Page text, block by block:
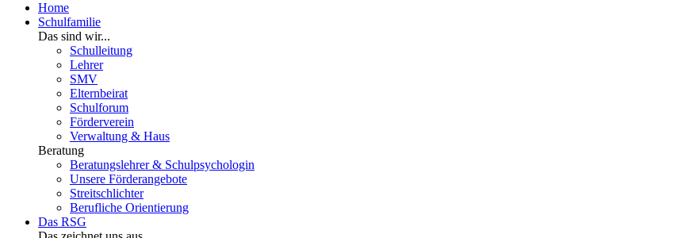
Home
Schulfamilie
Das sind wir...
Schulleitung
Lehrer
SMV
Elternbeirat
Schulforum
Förderverein
Verwaltung & Haus
Beratung
Beratungslehrer & Schulpsychologin
Unsere Förderangebote
Streitschlichter
Berufliche Orientierung
Das RSG